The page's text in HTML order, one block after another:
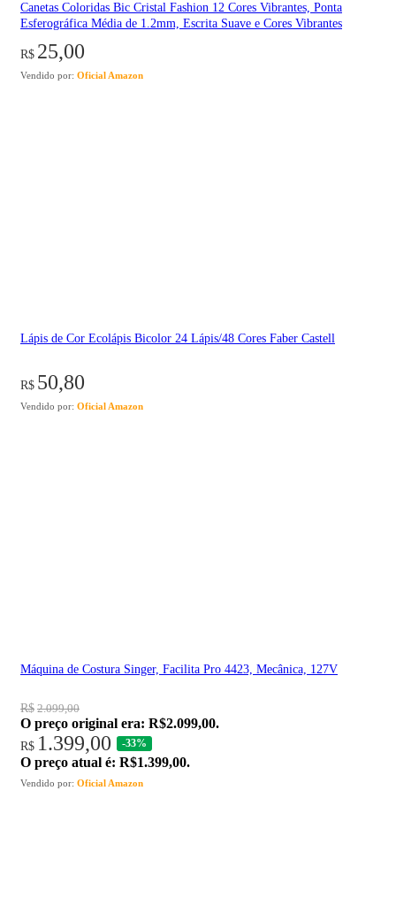
Canetas Coloridas Bic Cristal Fashion 12 Cores Vibrantes, Ponta
Esferográfica Média de 1.2mm, Escrita Suave e Cores Vibrantes
R$ 25,00
Vendido por: Oficial Amazon
Lápis de Cor Ecolápis Bicolor 24 Lápis/48 Cores Faber Castell
R$ 50,80
Vendido por: Oficial Amazon
Máquina de Costura Singer, Facilita Pro 4423, Mecânica, 127V
R$ 2.099,00
O preço original era: R$2.099,00.
R$ 1.399,00 -33%
O preço atual é: R$1.399,00.
Vendido por: Oficial Amazon